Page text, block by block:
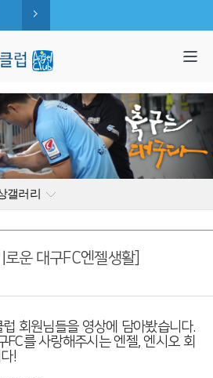
갤러리
운 대구FC엔젤생활]
회원님들을 영상에 담아봤습니다.
FC를 사랑해주시는 엔젤, 엔시오 회
!